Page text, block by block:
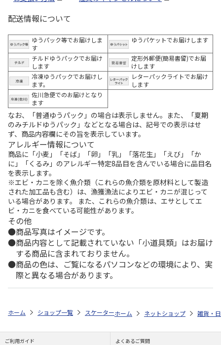
配送情報について
ゆうパック等でお届けしま
す
ゆうパケットでお届けします
チルドゆうパックでお届け
します
定形外郵便(簡易書留)でお届
けします
冷凍ゆうパックでお届けし
ます。
レターパックライトでお届け
します
佐川急便でのお届けとなり
ます
なお、「普通ゆうパック」の場合は表示しません。また、「夏期
のみチルドゆうパック」などとなる場合は、記号での表示はせ
ず、商品内容欄にその旨を表示しています。
アレルギー情報について
商品に「小麦」「そば」「卵」「乳」「落花生」「えび」「か
に」「くるみ」のアレルギー特定8品目を含んでいる場合に品目名
を表示します。
※エビ・カニを除く魚介類（これらの魚介類を原材料として製造
された加工品も含む）は、漁獲漁法によりエビ・カニが混じって
いる場合があります。 また、これらの魚介類は、エサとしてエ
ビ・カニを食べている可能性があります。
その他
商品写真はイメージです。
商品内容として記載されていない「小道具類」はお届け
する商品に含まれておりません。
商品の色は、ご覧になるパソコンなどの環境により、実
際と異なる場合があります。
ホーム ショップ一覧 スケーター 抗菌 電子レンジ・食洗機対応茶わ
ホーム ネットショップ 雑貨・
ご利用ガイド よくあるご質問